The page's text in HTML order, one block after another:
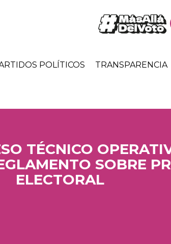
POLÍTICOS TRANSPARENCIA
TÉCNICO
SOBRE
ELECTORAL